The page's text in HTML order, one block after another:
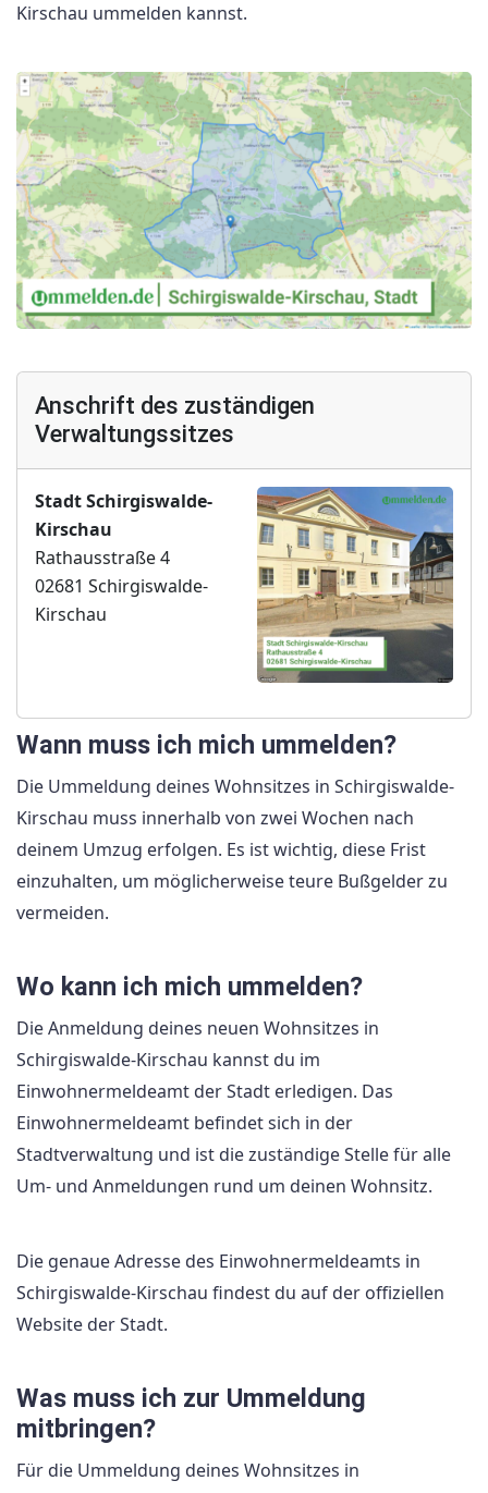
Kirschau ummelden kannst.
Anschrift des zuständigen
Verwaltungssitzes
Stadt Schirgiswalde-
Kirschau
Rathausstraße 4
02681 Schirgiswalde-
Kirschau
Wann muss ich mich ummelden?
Die Ummeldung deines Wohnsitzes in Schirgiswalde-
Kirschau muss innerhalb von zwei Wochen nach
deinem Umzug erfolgen. Es ist wichtig, diese Frist
einzuhalten, um möglicherweise teure Bußgelder zu
vermeiden.
Wo kann ich mich ummelden?
Die Anmeldung deines neuen Wohnsitzes in
Schirgiswalde-Kirschau kannst du im
Einwohnermeldeamt der Stadt erledigen. Das
Einwohnermeldeamt befindet sich in der
Stadtverwaltung und ist die zuständige Stelle für alle
Um- und Anmeldungen rund um deinen Wohnsitz.
Die genaue Adresse des Einwohnermeldeamts in
Schirgiswalde-Kirschau findest du auf der offiziellen
Website der Stadt.
Was muss ich zur Ummeldung
mitbringen?
Für die Ummeldung deines Wohnsitzes in